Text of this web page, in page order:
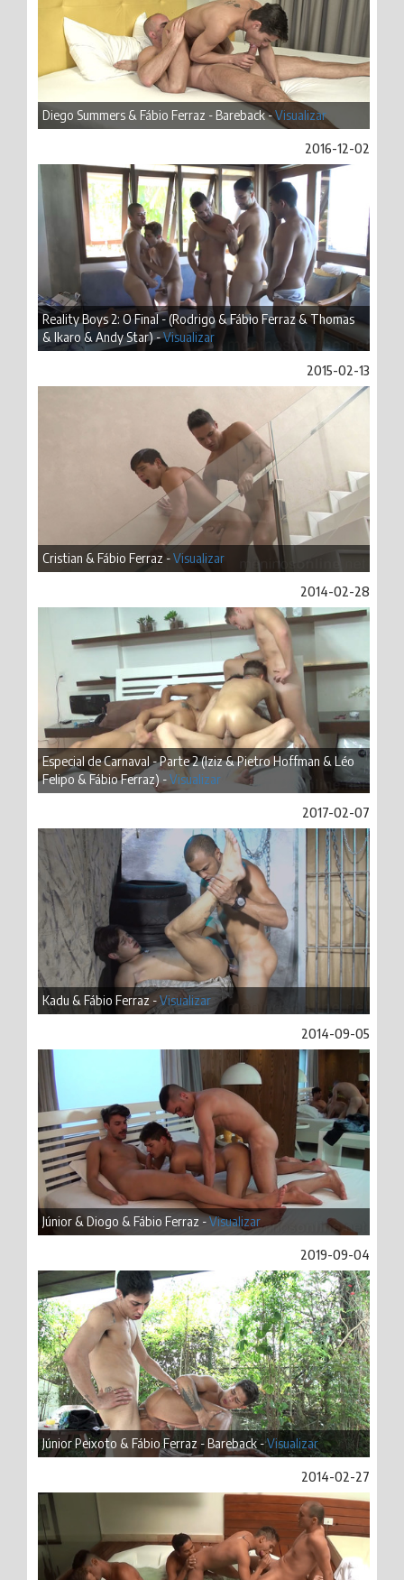
Diego Summers & Fábio Ferraz - Bareback -Visualizar
2016-12-02
Reality Boys 2: O Final - (Rodrigo & Fábio Ferraz & Thomas
& Ikaro & Andy Star) -Visualizar
2015-02-13
Cristian & Fábio Ferraz -Visualizar
2014-02-28
Especial de Carnaval - Parte 2 (Iziz & Pietro Hoffman & Léo
Felipo & Fábio Ferraz) -Visualizar
2017-02-07
Kadu & Fábio Ferraz -Visualizar
2014-09-05
Júnior & Diogo & Fábio Ferraz -Visualizar
2019-09-04
Júnior Peixoto & Fábio Ferraz - Bareback -Visualizar
2014-02-27